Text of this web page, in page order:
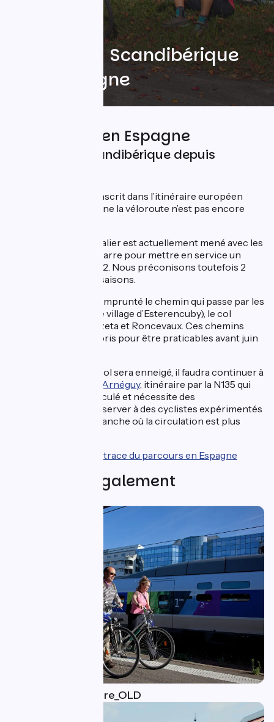
Accès à La Scandibérique
par l'Espagne
L'EuroVelo 3 en Espagne
Venir sur La Scandibérique depuis
La Scandibérique s’inscrit dans l’itinéraire européen
. En Espagne la véloroute n’est pas encore
Un travail transfrontalier est actuellement mené avec les
partenaires de la Navarre pour mettre en service un
itinéraire en juin 2022. Nous préconisons toutefois 2
itinéraires selon les saisons.
, pourra être emprunté le chemin qui passe par les
sources de la Nive (le village d’Esterencuby), le col
d’Orgambide, Orbaitzeta et Roncevaux. Ces chemins
forestiers seront repris pour être praticables avant juin
, lorsque le col sera enneigé, il faudra continuer à
la route d’Arnéguy, itinéraire par la N135 qui
est extrêmement circulé et nécessite des
aménagements. À réserver à des cyclistes expérimentés
de préférence le dimanche où la circulation est plus
Télécharger la trace du parcours en Espagne
Découvrez également
Accéder à l'itinéraire_OLD